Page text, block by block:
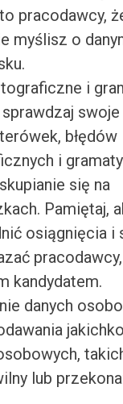
pracodawcy,
myślisz o
i
swoje
błędów
i
się na
Pamiętaj,
osiągnięcia i
kandydatem.
danych
lub